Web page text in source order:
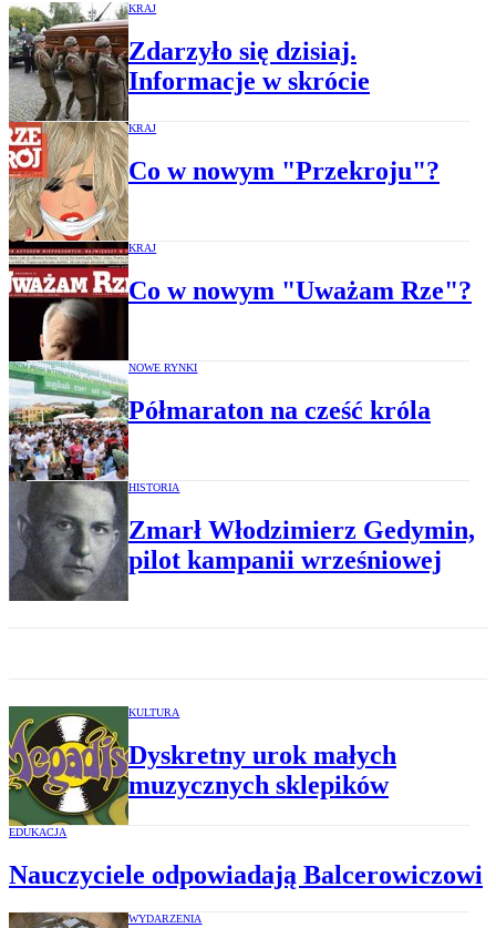
KRAJ
Zdarzyło się dzisiaj.
Informacje w skrócie
KRAJ
Co w nowym "Przekroju"?
KRAJ
Co w nowym "Uważam Rze"?
NOWE RYNKI
Półmaraton na cześć króla
HISTORIA
Zmarł Włodzimierz Gedymin,
pilot kampanii wrześniowej
KULTURA
Dyskretny urok małych
muzycznych sklepików
EDUKACJA
Nauczyciele odpowiadają Balcerowiczowi
WYDARZENIA